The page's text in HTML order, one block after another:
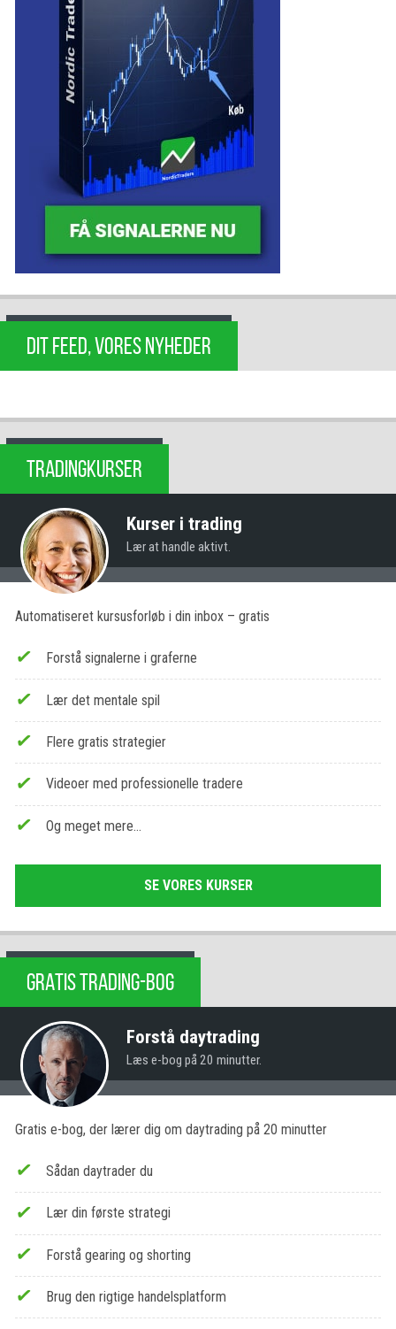
DIT FEED, VORES NYHEDER
TRADINGKURSER
Kurser i trading
Lær at handle aktivt.
Automatiseret kursusforløb i din inbox – gratis
Forstå signalerne i graferne
Lær det mentale spil
Flere gratis strategier
Videoer med professionelle tradere
Og meget mere…
SE VORES KURSER
GRATIS TRADING-BOG
Forstå daytrading
Læs e-bog på 20 minutter.
Gratis e-bog, der lærer dig om daytrading på 20 minutter
Sådan daytrader du
Lær din første strategi
Forstå gearing og shorting
Brug den rigtige handelsplatform